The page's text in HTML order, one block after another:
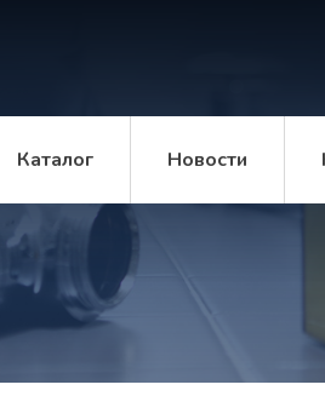
Каталог Новости